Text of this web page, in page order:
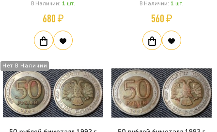
В Наличии: 1 Шт.
680 ₽
В Наличии: 1 Шт.
560 ₽
Нет В Наличии